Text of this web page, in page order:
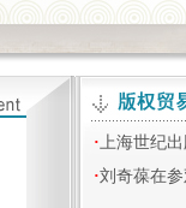
·上海世纪
·刘奇葆在